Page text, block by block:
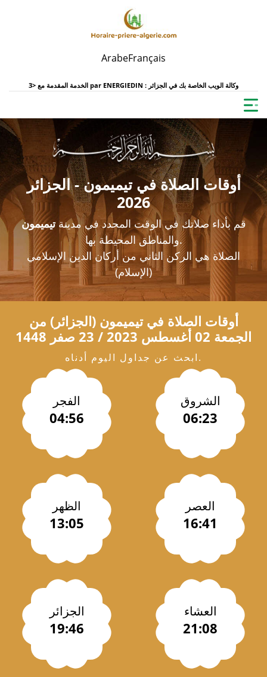
ArabeFrançais
الخدمة المقدمة مع <3 par ENERGIEDIN : وكالة الويب الخاصة بك في الجزائر
أوقات الصلاة في تيميمون - الجزائر
2026
قم بأداء صلاتك في الوقت المحدد في مدينةتيميمون
والمناطق المحيطة بها.
الصلاة هي الركن الثاني من أركان الدين الإسلامي
(الإسلام)
أوقات الصلاة فيتيميمون (الجزائر) من
الجمعة 02 أغسطس 2023 / 23 صفر 1448
ابحث عن جداول اليوم أدناه.
الفجر
04:56
الشروق
06:23
الظهر
13:05
العصر
16:41
الجزائر
19:46
العشاء
21:08